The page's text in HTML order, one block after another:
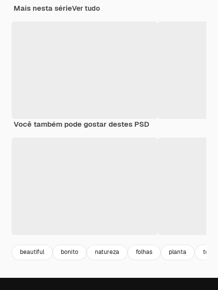
Mais nesta sérieVer tudo
Você também pode gostar destes PSD
beautiful bonito natureza folhas planta top